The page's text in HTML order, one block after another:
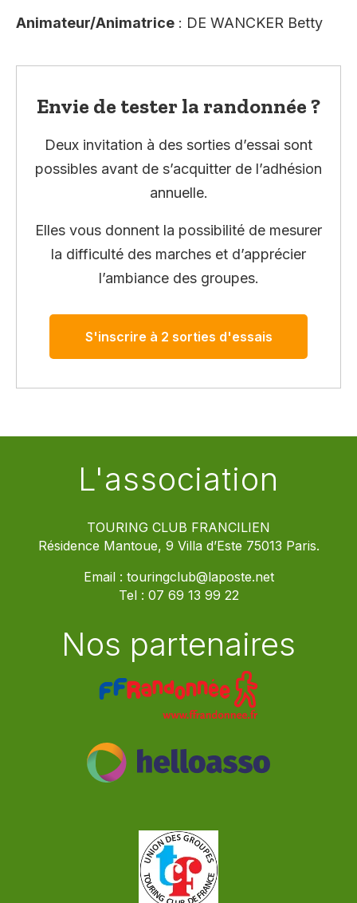
Animateur/Animatrice : DE WANCKER Betty
Envie de tester la randonnée ?
Deux invitation à des sorties d’essai sont
possibles avant de s’acquitter de l’adhésion
annuelle.
Elles vous donnent la possibilité de mesurer
la difficulté des marches et d’apprécier
l’ambiance des groupes.
S'inscrire à 2 sorties d'essais
L'association
TOURING CLUB FRANCILIEN
Résidence Mantoue, 9 Villa d’Este 75013 Paris.
Email : touringclub@laposte.net
Tel : 07 69 13 99 22
Nos partenaires